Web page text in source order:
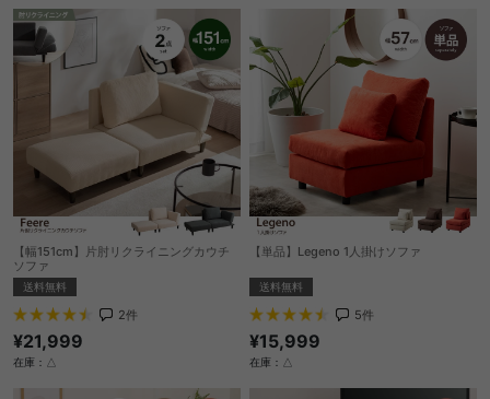
【幅151cm】片肘リクライニングカウチ
ソファ
送料無料
2件
¥21,999
在庫：△
【単品】Legeno 1人掛けソファ
送料無料
5件
¥15,999
在庫：△